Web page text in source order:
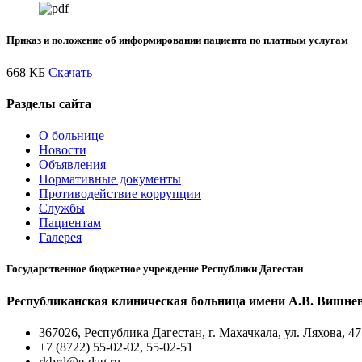
Приказ и положение об информировании пациента по платным услугам
668 КБ Скачать
Разделы сайта
О больнице
Новости
Объявления
Нормативные документы
Противодействие коррупции
Службы
Пациентам
Галерея
Государственное бюджетное учреждение Республики Дагестан
Республиканская клиническая больница имени А.В.
367026, Республика Дагестан, г. Махачкала, ул. Ляхова, 47
+7 (8722) 55-02-02, 55-02-51